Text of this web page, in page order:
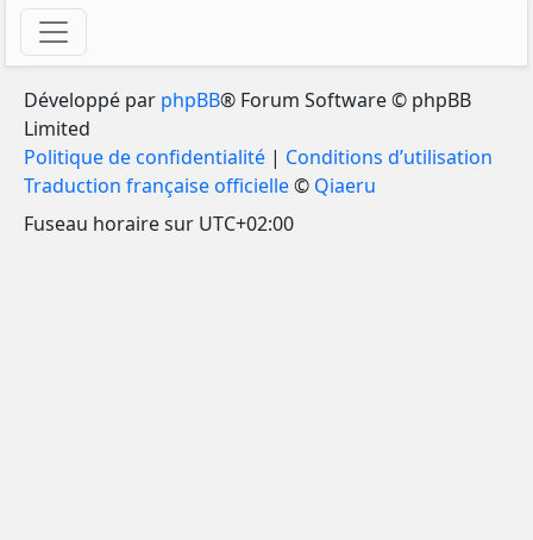
Développé par phpBB® Forum Software © phpBB
Limited
Politique de confidentialité | Conditions d’utilisation
Traduction française officielle© Qiaeru
Fuseau horaire sur UTC+02:00